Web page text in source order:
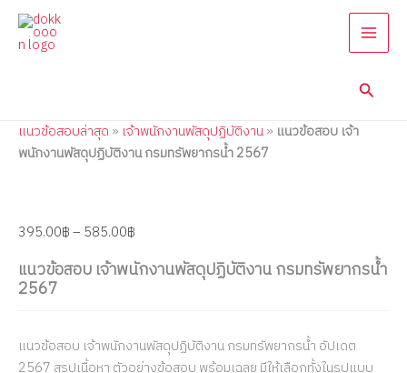
Skip
content
แนวข้อสอบล่าสุด » เจ้าพนักงานพัสดุปฏิบัติงาน» แนวข้อสอบ เจ้า
พนักงานพัสดุปฏิบัติงาน กรมทรัพยากรน้ำ 2567
395.00฿– 585.00฿
แนวข้อสอบ เจ้าพนักงานพัสดุปฏิบัติงาน กรมทรัพยากรน้ำ
2567
แนวข้อสอบ เจ้าพนักงานพัสดุปฏิบัติงาน กรมทรัพยากรน้ำ อัปเดต
2567 สรุปเนื้อหา ตัวอย่างข้อสอบ พร้อมเฉลย มีให้เลือกทั้งในรูปแบบ
ข้อสอบ
เจ้า
กรม
ทรัพยากร